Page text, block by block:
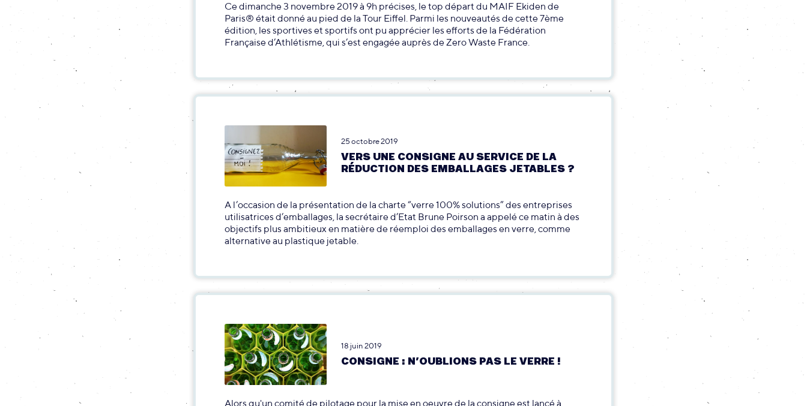
Ce dimanche 3 novembre 2019 à 9h précises, le top départ du MAIF Ekiden de
Paris® était donné au pied de la Tour Eiffel. Parmi les nouveautés de cette 7ème
édition, les sportives et sportifs ont pu apprécier les efforts de la Fédération
Française d’Athlétisme, qui s’est engagée auprès de Zero Waste France.
25 octobre 2019
VERS UNE CONSIGNE AU SERVICE DE LA
RÉDUCTION DES EMBALLAGES JETABLES ?
A l’occasion de la présentation de la charte “verre 100% solutions” des entreprises
utilisatrices d’emballages, la secrétaire d’Etat Brune Poirson a appelé ce matin à des
objectifs plus ambitieux en matière de réemploi des emballages en verre, comme
alternative au plastique jetable.
18 juin 2019
CONSIGNE : N’OUBLIONS PAS LE VERRE !
Alors qu'un comité de pilotage pour la mise en oeuvre de la consigne est lancé à